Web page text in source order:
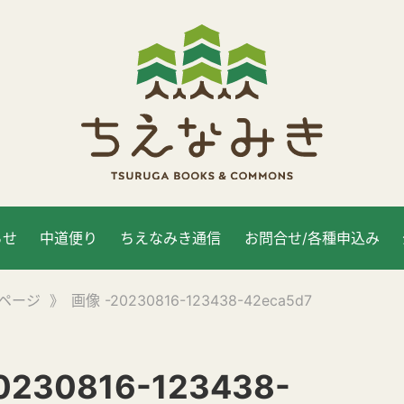
中道便り ちえなみき通信 お問合せ/各種申込み
ージ 》 画像 -20230816-123438-42eca5d7
123438-